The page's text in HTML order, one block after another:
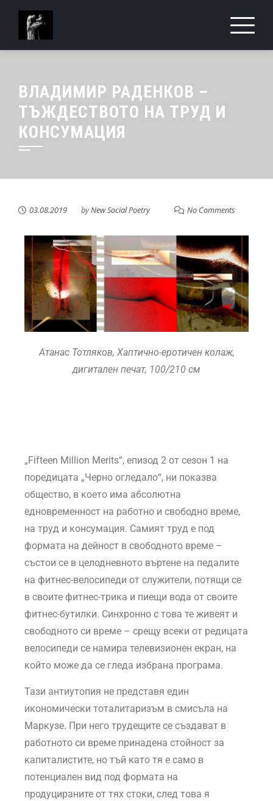
ВЛАДИМИР РАДЕНКОВ –
ТЪЖДЕСТВОТО НА ТРУД И
КОНСУМАЦИЯ
03.08.2019 byNew Social Poetry No Comments
Атанас Тотляков, Хаптично-еротичен колаж,
дигитален печат, 100/210 см
„Fifteen Million Merits“, епизод 2 от сезон 1 на
поредицата „Черно огледало“, ни показва
общество, в което има абсолютна
едновременност на работно и свободно време,
на труд и консумация. Самият труд е под
формата на дейност в свободното време –
състои се в целодневното въртене на педалите
на фитнес-велосипеди от служители, потящи се
в своите фитнес-трика и пиещи вода от своите
фитнес-бутилки. Синхронно с това те живеят и
свободното си време – срещу всеки от редицата
велосипеди се намира телевизионен екран, на
който може да се гледа избрана програма.
Тази антиутопия не представя един
икономически тоталитаризъм в смисъла на
Маркузе. При него трудещите се създават в
работното си време принадена стойност за
капиталистите, но тъй като тя е само в
потенциален вид под формата на
продуцираните от тях стоки, след това я